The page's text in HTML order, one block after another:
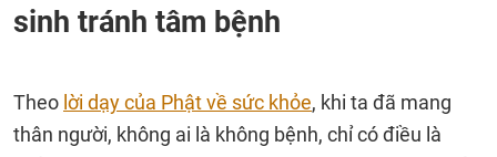
sinh tránh tâm bệnh
Theo lời dạy của Phật về sức khỏe, khi ta đã mang
thân người, không ai là không bệnh, chỉ có điều là